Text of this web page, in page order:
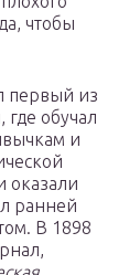
чтобы
первый из
где обучал
и
оказали
ранней
В 1898